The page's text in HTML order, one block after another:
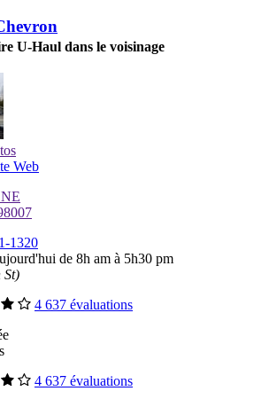
U-Haul dans le voisinage
Web
1320
de 8h am à 5h30 pm
St)
4 637 évaluations
4 637 évaluations